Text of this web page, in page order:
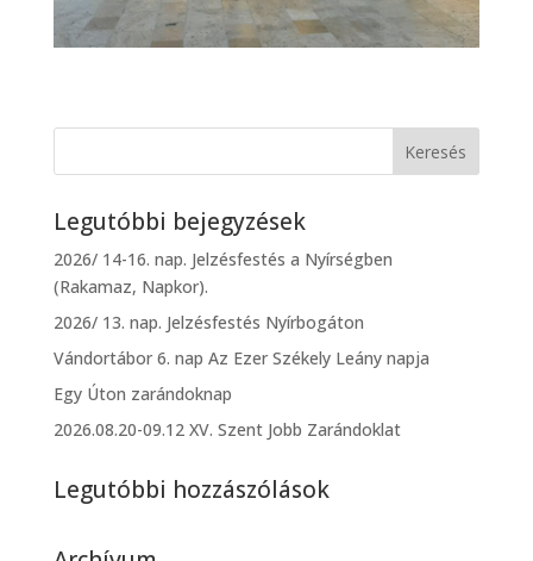
Legutóbbi bejegyzések
2026/ 14-16. nap. Jelzésfestés a Nyírségben
(Rakamaz, Napkor).
2026/ 13. nap. Jelzésfestés Nyírbogáton
Vándortábor 6. nap Az Ezer Székely Leány napja
Egy Úton zarándoknap
2026.08.20-09.12 XV. Szent Jobb Zarándoklat
Legutóbbi hozzászólások